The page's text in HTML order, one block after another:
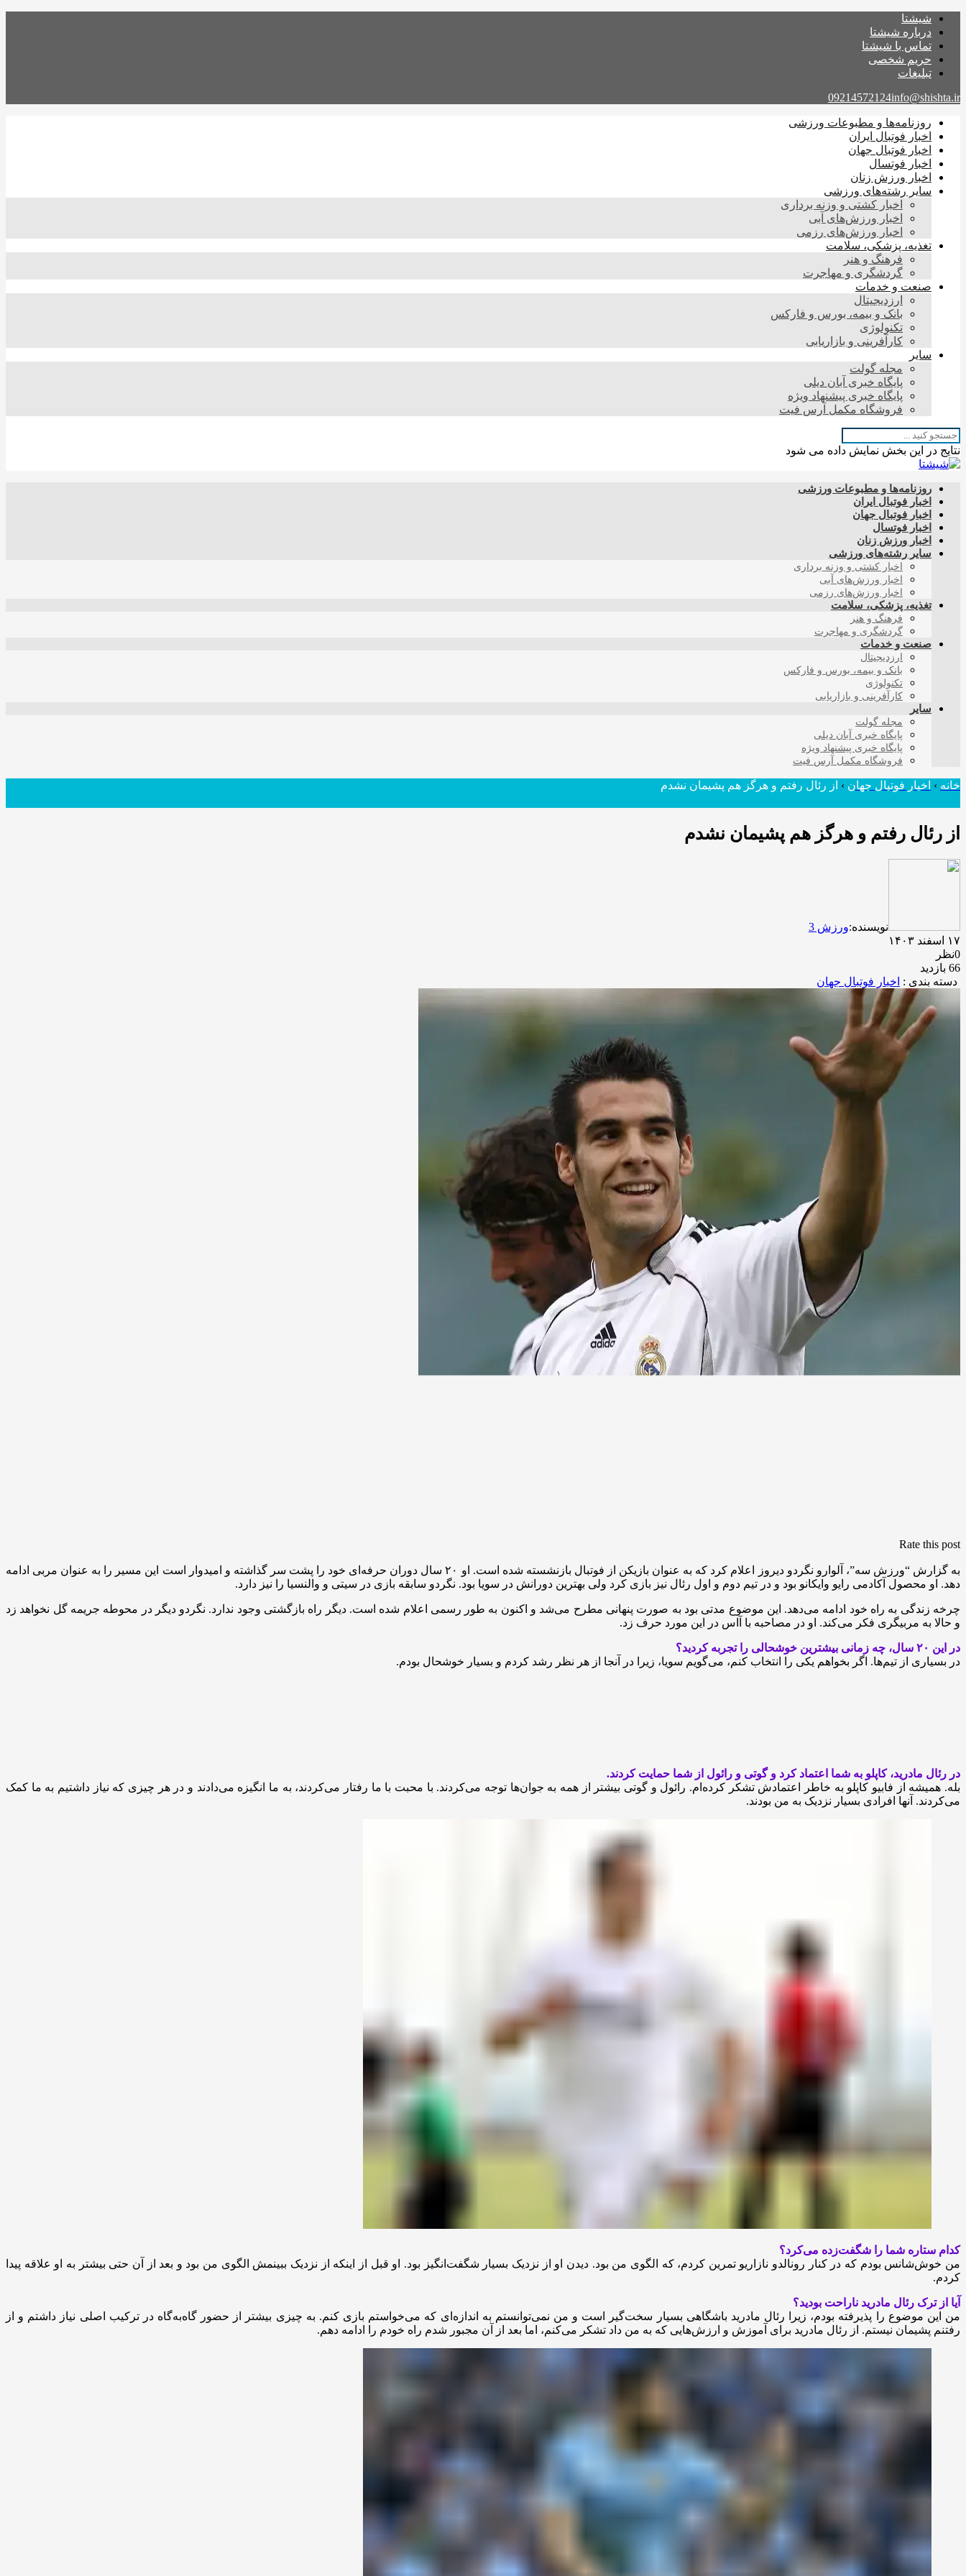
شیشتا
درباره شیشتا
تماس با شیشتا
حریم شخصی
تبلیغات
09214572124info@shishta.ir
روزنامه‌ها و مطبوعات ورزشی
اخبار فوتبال ایران
اخبار فوتبال جهان
اخبار فوتسال
اخبار ورزش زنان
سایر رشته‌های ورزشی
اخبار کشتی و وزنه برداری
اخبار ورزش‌های آبی
اخبار ورزش‌های رزمی
تغذیه، پزشکی، سلامت
فرهنگ و هنر
گردشگری و مهاجرت
صنعت و خدمات
ارزدیجیتال
بانک و بیمه، بورس و فارکس
تکنولوژی
کارآفرینی و بازاریابی
سایر
مجله گولت
پایگاه خبری آبان دیلی
پایگاه خبری پیشنهاد ویژه
فروشگاه مکمل آرس فیت
نتایج در این بخش نمایش داده می شود
روزنامه‌ها و مطبوعات ورزشی
اخبار فوتبال ایران
اخبار فوتبال جهان
اخبار فوتسال
اخبار ورزش زنان
سایر رشته‌های ورزشی
اخبار کشتی و وزنه برداری
اخبار ورزش‌های آبی
اخبار ورزش‌های رزمی
تغذیه، پزشکی، سلامت
فرهنگ و هنر
گردشگری و مهاجرت
صنعت و خدمات
ارزدیجیتال
بانک و بیمه، بورس و فارکس
تکنولوژی
کارآفرینی و بازاریابی
سایر
مجله گولت
پایگاه خبری آبان دیلی
پایگاه خبری پیشنهاد ویژه
فروشگاه مکمل آرس فیت
خانه › اخبار فوتبال جهان › از رئال رفتم و هرگز هم پشیمان نشدم
از رئال رفتم و هرگز هم پشیمان نشدم
نویسنده:ورزش 3
۱۷ اسفند ۱۴۰۳
0نظر
66 بازدید
دسته بندی : اخبار فوتبال جهان
Rate this post
به گزارش “ورزش سه”، آلوارو نگردو دیروز اعلام کرد که به عنوان بازیکن از فوتبال بازنشسته شده است. او ۲۰ سال دوران حرفه‌ای خود را پشت سر گذاشته و امیدوار است این مسیر را به عنوان مربی ادامه
دهد. او محصول آکادمی رایو وایکانو بود و در تیم دوم و اول رئال نیز بازی کرد ولی بهترین دورانش در سویا بود. نگردو سابقه بازی در سیتی و والنسیا را نیز دارد.
چرخه زندگی به راه خود ادامه می‌دهد. این موضوع مدتی بود به صورت پنهانی مطرح می‌شد و اکنون به طور رسمی اعلام شده است. دیگر راه بازگشتی وجود ندارد. نگردو دیگر در محوطه جریمه گل نخواهد زد
و حالا به مربیگری فکر می‌کند. او در مصاحبه با آاس در این مورد حرف زد.
در این ۲۰ سال، چه زمانی بیشترین خوشحالی را تجربه کردید؟
در بسیاری از تیم‌ها. اگر بخواهم یکی را انتخاب کنم، می‌گویم سویا، زیرا در آنجا از هر نظر رشد کردم و بسیار خوشحال بودم.
در رئال مادرید، کاپلو به شما اعتماد کرد و گوتی و رائول از شما حمایت کردند.
بله. همیشه از فابیو کاپلو به خاطر اعتمادش تشکر کرده‌ام. رائول و گوتی بیشتر از همه به جوان‌ها توجه می‌کردند. با محبت با ما رفتار می‌کردند، به ما انگیزه می‌دادند و در هر چیزی که نیاز داشتیم به ما کمک
می‌کردند. آنها افرادی بسیار نزدیک به من بودند.
کدام ستاره شما را شگفت‌زده می‌کرد؟
من خوش‌شانس بودم که در کنار رونالدو نازاریو تمرین کردم، که الگوی من بود. دیدن او از نزدیک بسیار شگفت‌انگیز بود. او قبل از اینکه از نزدیک ببینمش الگوی من بود و بعد از آن حتی بیشتر به او علاقه پیدا
کردم.
آیا از ترک رئال مادرید ناراحت بودید؟
من این موضوع را پذیرفته بودم، زیرا رئال مادرید باشگاهی بسیار سخت‌گیر است و من نمی‌توانستم به اندازه‌ای که می‌خواستم بازی کنم. به چیزی بیشتر از حضور گاه‌به‌گاه در ترکیب اصلی نیاز داشتم و از
رفتنم پشیمان نیستم. از رئال مادرید برای آموزش و ارزش‌هایی که به من داد تشکر می‌کنم، اما بعد از آن مجبور شدم راه خودم را ادامه دهم.